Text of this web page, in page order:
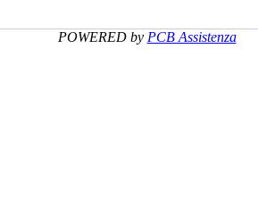
POWERED by PCB Assistenza